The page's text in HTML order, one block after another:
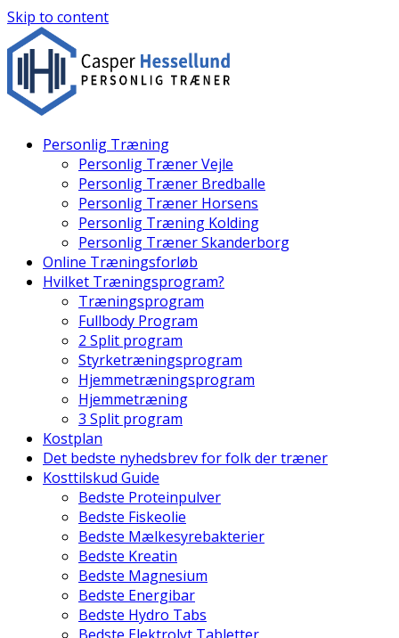
Skip to content
Personlig Træning
Personlig Træner Vejle
Personlig Træner Bredballe
Personlig Træner Horsens
Personlig Træning Kolding
Personlig Træner Skanderborg
Online Træningsforløb
Hvilket Træningsprogram?
Træningsprogram
Fullbody Program
2 Split program
Styrketræningsprogram
Hjemmetræningsprogram
Hjemmetræning
3 Split program
Kostplan
Det bedste nyhedsbrev for folk der træner
Kosttilskud Guide
Bedste Proteinpulver
Bedste Fiskeolie
Bedste Mælkesyrebakterier
Bedste Kreatin
Bedste Magnesium
Bedste Energibar
Bedste Hydro Tabs